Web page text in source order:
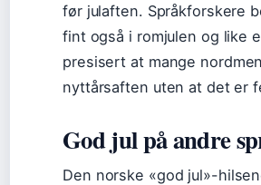
før julaften. Språkforskere
fint også i romjulen og like
presisert at mange
nyttårsaften uten at det er
God jul på andre
Den norske «god jul»-